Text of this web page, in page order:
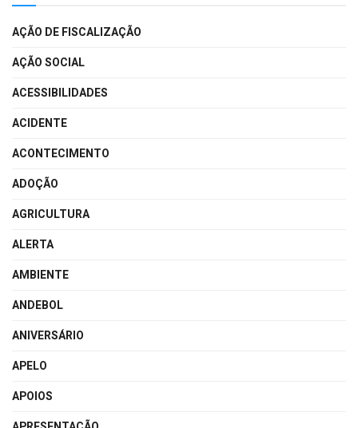
AÇÃO DE FISCALIZAÇÃO
AÇÃO SOCIAL
ACESSIBILIDADES
ACIDENTE
ACONTECIMENTO
ADOÇÃO
AGRICULTURA
ALERTA
AMBIENTE
ANDEBOL
ANIVERSÁRIO
APELO
APOIOS